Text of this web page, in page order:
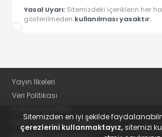
Yasal Uyarı: Sitemizdeki içeriklerin her
gösterilmeden kullanılması yasaktır.
Yayın İlkeleri
Veri Politikası
KVKK Aydınlatma Metni
Sitemizden en iyi şekilde
çerezlerini kullanmaktayız,sitemizi